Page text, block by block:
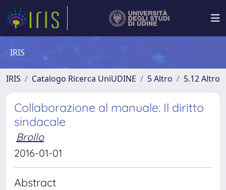
IRIS
IRIS Catalogo Ricerca UniUDINE 5 Altro 5.12 Altro
Collaborazione al manuale: Il diritto
sindacale
Brollo
2016-01-01
Abstract